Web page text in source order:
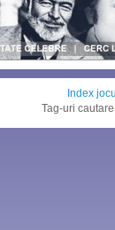
Index
Tag-uri